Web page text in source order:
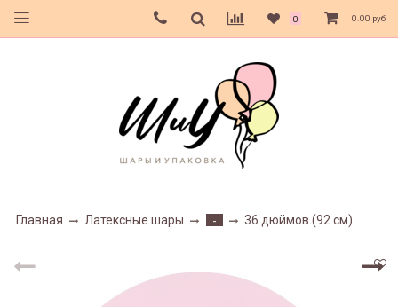
0 0.00 руб
Главная Латексные шары - 36 дюймов (92 см)